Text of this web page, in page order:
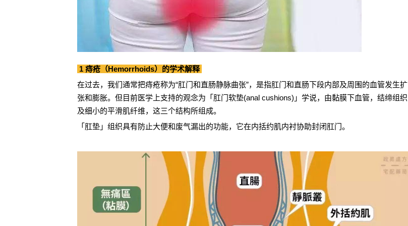
1 痔疮（Hemorrhoids）的学术解释
在过去，我们通常把痔疮称为“肛门和直肠静脉曲张”，是指肛门和直肠下段内部及周围的血管发生扩
张和膨胀。但目前医学上支持的观念为「肛门软垫(anal cushions)」学说，由黏膜下血管，结缔组织
及细小的平滑肌纤维，这三个结构所组成。
「肛垫」组织具有防止大便和废气漏出的功能，它在内括约肌内衬协助封闭肛门。